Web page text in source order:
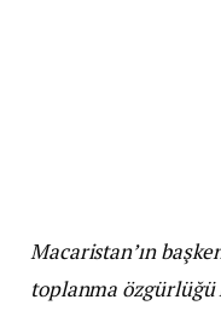
Macaristan’ın
toplanma özgürlüğü